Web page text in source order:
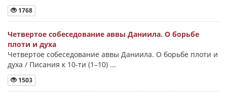
1768
Четвертое собеседование аввы Даниила. О борьбе
плоти и духа
Четвертое собеседование аввы Даниила. О борьбе плоти и
духа / Писания к 10-ти (1–10) ...
1503